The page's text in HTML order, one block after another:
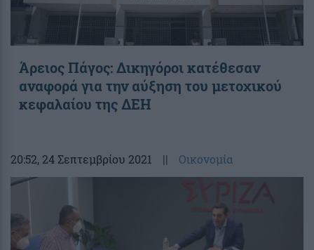
Άρειος Πάγος: Δικηγόροι κατέθεσαν
αναφορά για την αύξηση του μετοχικού
κεφαλαίου της ΔΕΗ
20:52, 24 Σεπτεμβρίου 2021 || Οικονομία